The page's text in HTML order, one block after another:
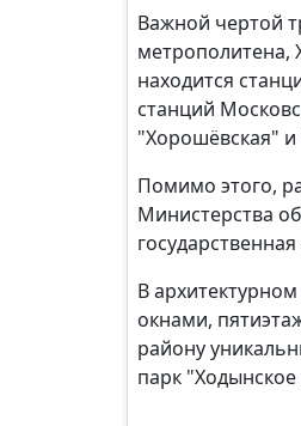
Важной чертой
метрополитена,
находится
станций
"Хорошёвская"
Помимо этого,
Министерства
В
окнами,
району
парк